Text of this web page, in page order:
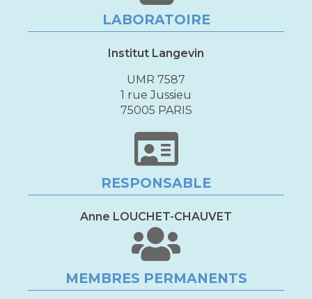
LABORATOIRE
Institut Langevin
UMR 7587
1 rue Jussieu
75005 PARIS
RESPONSABLE
Anne LOUCHET-CHAUVET
MEMBRES PERMANENTS